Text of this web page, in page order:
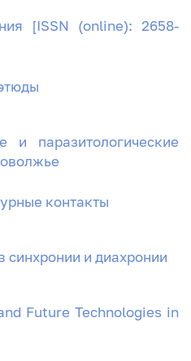
[ISSN (online): 2658-
и паразитологические
контакты
синхронии и диахронии
Future Technologies in